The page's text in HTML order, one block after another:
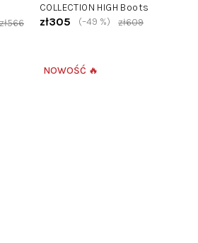
zł566
COLLECTION HIGH Boots
zł305 zł609
(–49 %)
NOWOŚĆ 🔥